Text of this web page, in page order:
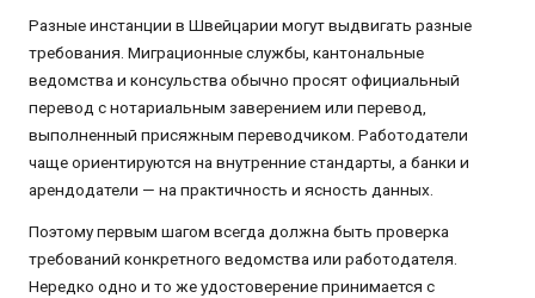
Разные инстанции в Швейцарии могут выдвигать разные
требования. Миграционные службы, кантональные
ведомства и консульства обычно просят официальный
перевод с нотариальным заверением или перевод,
выполненный присяжным переводчиком. Работодатели
чаще ориентируются на внутренние стандарты, а банки и
арендодатели — на практичность и ясность данных.
Поэтому первым шагом всегда должна быть проверка
требований конкретного ведомства или работодателя.
Нередко одно и то же удостоверение принимается с